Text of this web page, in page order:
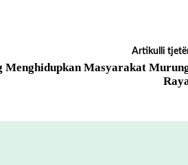
Artikulli
Menghidupkan Masyarakat